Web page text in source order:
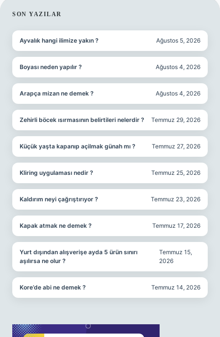
SIDEBAR
SON YAZILAR
Ayvalık hangi ilimize yakın ? Ağustos 5, 2026
Boyası neden yapılır ? Ağustos 4, 2026
Arapça mizan ne demek ? Ağustos 4, 2026
Zehirli böcek ısırmasının belirtileri nelerdir ? Temmuz 29, 2026
Küçük yaşta kapanıp açilmak günah mı ? Temmuz 27, 2026
Kliring uygulaması nedir ? Temmuz 25, 2026
Kaldırım neyi çağrıştırıyor ? Temmuz 23, 2026
Kapak atmak ne demek ? Temmuz 17, 2026
Yurt dışından alışverişe ayda 5 ürün sınırı
aşılırsa ne olur ?
Temmuz 15,
2026
Kore’de abi ne demek ? Temmuz 14, 2026